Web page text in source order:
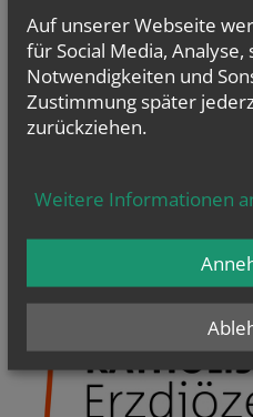
TERMINE
Do.., 07. Januar 2027 10:30
Österreichische
Auf unserer Webseite
für Social Media,
Notwendigkeiten und
Zustimmung später
zurückziehen.
Weitere Informationen